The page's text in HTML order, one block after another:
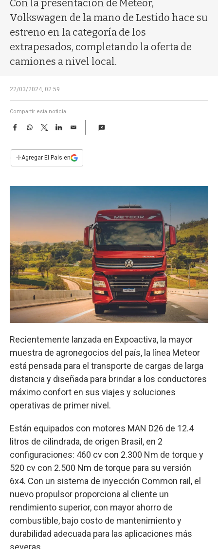
Con la presentación de Meteor,
Volkswagen de la mano de Lestido hace su
estreno en la categoría de los
extrapesados, completando la oferta de
camiones a nivel local.
22/03/2024, 02:59
Compartir esta noticia
F
e
b
W
s
T
w
t
L
E
i
l
+Agregar El País en
Recientemente lanzada en Expoactiva, la mayor
muestra de agronegocios del país, la línea Meteor
está pensada para el transporte de cargas de larga
distancia y diseñada para brindar a los conductores
máximo confort en sus viajes y soluciones
operativas de primer nivel.
Están equipados con motores MAN D26 de 12.4
litros de cilindrada, de origen Brasil, en 2
configuraciones: 460 cv con 2.300 Nm de torque y
520 cv con 2.500 Nm de torque para su versión
6x4. Con un sistema de inyección Common rail, el
nuevo propulsor proporciona al cliente un
rendimiento superior, con mayor ahorro de
combustible, bajo costo de mantenimiento y
durabilidad adecuada para las aplicaciones más
severas.